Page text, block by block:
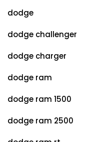
dodge
dodge challenger
dodge charger
dodge ram
dodge ram 1500
dodge ram 2500